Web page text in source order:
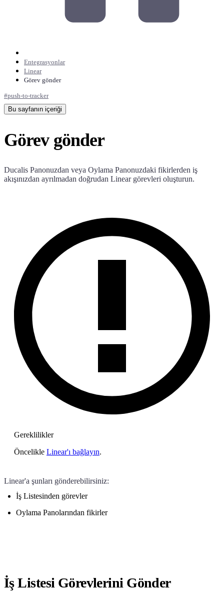
Entegrasyonlar
Linear
Görev gönder
#push-to-tracker
Bu sayfanın içeriği
Görev gönder
Ducalis Panonuzdan veya Oylama Panonuzdaki fikirlerden iş
akışınızdan ayrılmadan doğrudan Linear görevleri oluşturun.
Gereklilikler
Öncelikle Linear'ı bağlayın.
Linear'a şunları gönderebilirsiniz:
İş Listesinden görevler
Oylama Panolarından fikirler
İş Listesi Görevlerini Gönder